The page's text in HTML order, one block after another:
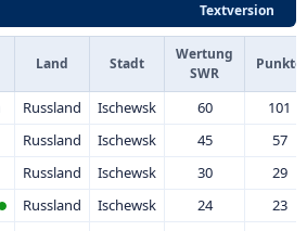
Textversion
Land Stadt
Wertung
SWR
Punkte
Russland Ischewsk 60
101
Russland Ischewsk 45
57
Russland Ischewsk 30
29
Russland Ischewsk 24
23